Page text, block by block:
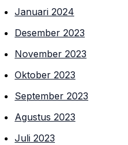
Januari 2024
Desember 2023
November 2023
Oktober 2023
September 2023
Agustus 2023
Juli 2023